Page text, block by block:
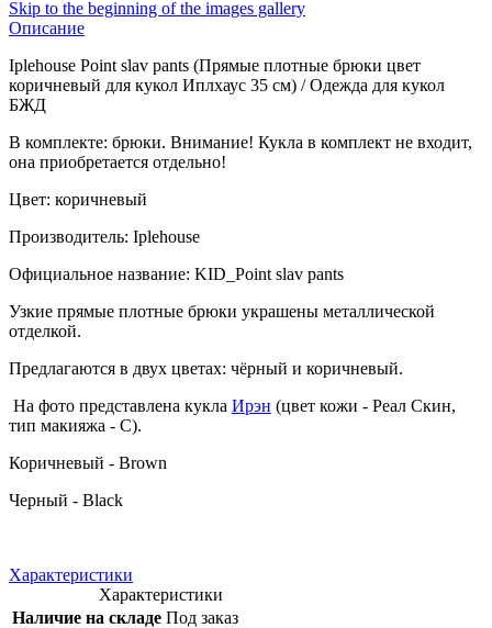
Skip to the beginning of the images gallery
Описание
Iplehouse Point slav pants (Прямые плотные брюки цвет
коричневый для кукол Иплхаус 35 см) / Одежда для кукол
БЖД
В комплекте: брюки. Внимание! Кукла в комплект не входит,
она приобретается отдельно!
Цвет: коричневый
Производитель: Iplehouse
Официальное название: KID_Point slav pants
Узкие прямые плотные брюки украшены металлической
отделкой.
Предлагаются в двух цветах: чёрный и коричневый.
На фото представлена кукла Ирэн (цвет кожи - Реал Скин,
тип макияжа - С).
Коричневый - Brown
Черный - Black
Характеристики
Характеристики
Наличие на складе Под заказ